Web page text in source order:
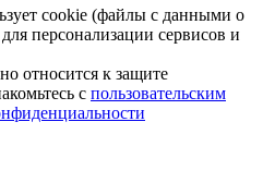
cookie (файлы с данными о
персонализации сервисов и
к защите
с пользовательским